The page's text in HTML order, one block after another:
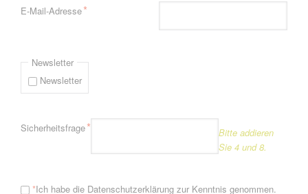
Pflichtfeld
E-Mail-Adresse*
Newsletter
Newsletter
Pflichtfeld
Sicherheitsfrage*
Bitte addieren
Sie 4 und 8.
*Ich habe die Datenschutzerklärungzur Kenntnis genommen.